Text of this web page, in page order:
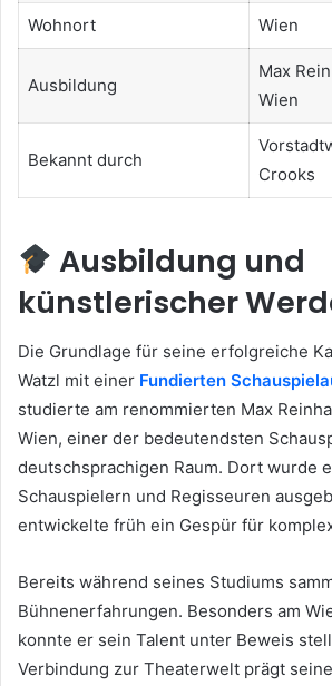
Wohnort Wien
Ausbildung
Max
Wien
Bekannt durch
Crooks
Ausbildung und
künstlerischer
Die Grundlage für seine erfolgreiche
Watzl mit einer Fundierten
studierte am renommierten Max
Wien, einer der bedeutendsten
deutschsprachigen Raum. Dort wurde
Schauspielern und Regisseuren
entwickelte früh ein Gespür für
Bereits während seines Studiums
Bühnenerfahrungen. Besonders am
konnte er sein Talent unter Beweis
Verbindung zur Theaterwelt prägt